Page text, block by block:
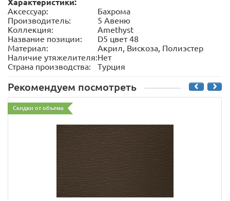
Характеристики:
Аксессуар:
Бахрома
Производитель:
5 Авеню
Коллекция:
Amethyst
Название позиции:
D5 цвет 48
Материал:
Акрил, Вискоза, Полиэстер
Наличие утяжелителя:Нет
Страна производства:
Турция
Рекомендуем посмотреть
Скидки от объема